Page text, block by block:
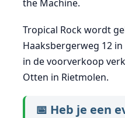
the Machine.
Tropical Rock wordt
Haaksbergerweg 12
in de voorverkoop
Otten in Rietmolen.
📅 Heb je een